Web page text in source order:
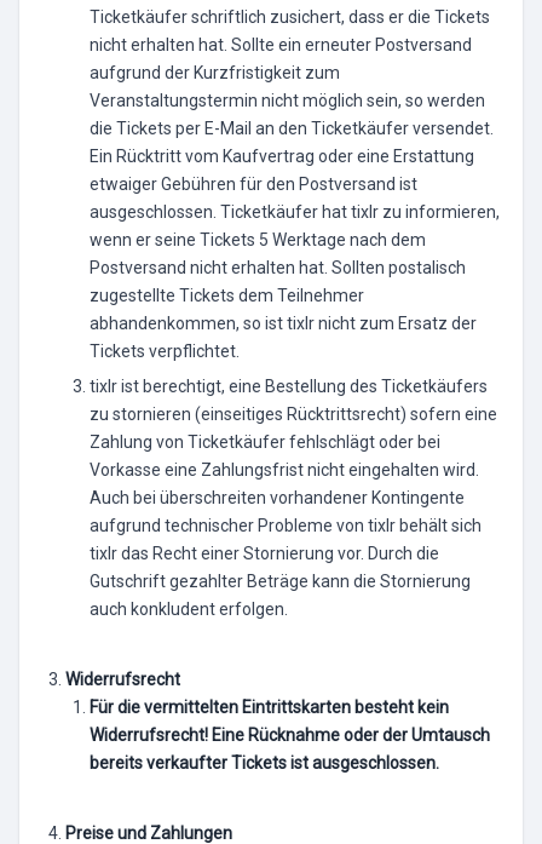
Ticketkäufer schriftlich zusichert, dass er die Tickets
nicht erhalten hat. Sollte ein erneuter Postversand
aufgrund der Kurzfristigkeit zum
Veranstaltungstermin nicht möglich sein, so werden
die Tickets per E-Mail an den Ticketkäufer versendet.
Ein Rücktritt vom Kaufvertrag oder eine Erstattung
etwaiger Gebühren für den Postversand ist
ausgeschlossen. Ticketkäufer hat tixlr zu informieren,
wenn er seine Tickets 5 Werktage nach dem
Postversand nicht erhalten hat. Sollten postalisch
zugestellte Tickets dem Teilnehmer
abhandenkommen, so ist tixlr nicht zum Ersatz der
Tickets verpflichtet.
tixlr ist berechtigt, eine Bestellung des Ticketkäufers
zu stornieren (einseitiges Rücktrittsrecht) sofern eine
Zahlung von Ticketkäufer fehlschlägt oder bei
Vorkasse eine Zahlungsfrist nicht eingehalten wird.
Auch bei überschreiten vorhandener Kontingente
aufgrund technischer Probleme von tixlr behält sich
tixlr das Recht einer Stornierung vor. Durch die
Gutschrift gezahlter Beträge kann die Stornierung
auch konkludent erfolgen.
Widerrufsrecht
Für die vermittelten Eintrittskarten besteht kein
Widerrufsrecht! Eine Rücknahme oder der Umtausch
bereits verkaufter Tickets ist ausgeschlossen.
Preise und Zahlungen